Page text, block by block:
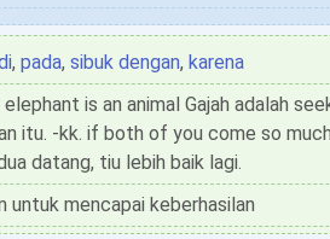
, pada, sibuk dengan, karena
is an animal Gajah adalah
itu. -kk. if both of you come so
datang, tiu lebih baik lagi.
untuk mencapai keberhasilan